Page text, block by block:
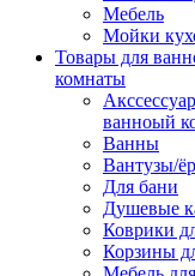
Мебель
Мойки
Товары для
комнаты
ванноый
Ванны
Вантузы/
Для бани
Душевые
Коврики
Корзины